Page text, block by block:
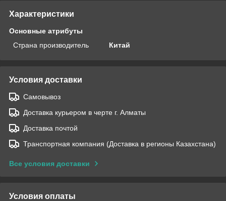
Характеристики
Основные атрибуты
Страна производитель
Китай
Условия доставки
Самовывоз
Доставка курьером в черте г. Алматы
Доставка почтой
Транспортная компания (Доставка в регионы Казахстана)
Все условия доставки
Условия оплаты